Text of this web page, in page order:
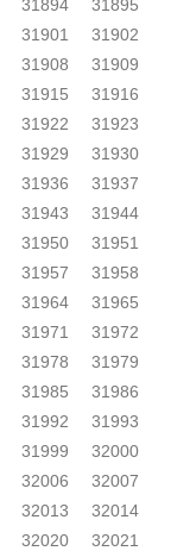
31894
31895
31901
31902
31908
31909
31915
31916
31922
31923
31929
31930
31936
31937
31943
31944
31950
31951
31957
31958
31964
31965
31971
31972
31978
31979
31985
31986
31992
31993
31999
32000
32006
32007
32013
32014
32020
32021